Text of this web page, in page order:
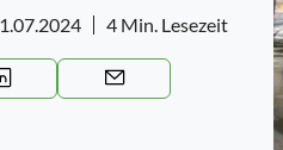
4 Min. Lesezeit